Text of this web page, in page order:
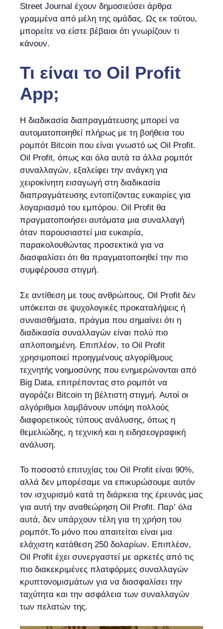
Street Journal έχουν δημοσιεύσει άρθρα
γραμμένα από μέλη της ομάδας. Ως εκ τούτου,
μπορείτε να είστε βέβαιοι ότι γνωρίζουν τι
κάνουν.
Τι είναι το Oil Profit
App;
Η διαδικασία διαπραγμάτευσης μπορεί να
αυτοματοποιηθεί πλήρως με τη βοήθεια του
ρομπότ Bitcoin που είναι γνωστό ως Oil Profit.
Oil Profit, όπως και όλα αυτά τα άλλα ρομπότ
συναλλαγών, εξαλείφει την ανάγκη για
χειροκίνητη εισαγωγή στη διαδικασία
διαπραγμάτευσης εντοπίζοντας ευκαιρίες για
λογαριασμό του εμπόρου. Oil Profit θα
πραγματοποιήσει αυτόματα μια συναλλαγή
όταν παρουσιαστεί μια ευκαιρία,
παρακολουθώντας προσεκτικά για να
διασφαλίσει ότι θα πραγματοποιηθεί την πιο
συμφέρουσα στιγμή.
Σε αντίθεση με τους ανθρώπους, Oil Profit δεν
υπόκειται σε ψυχολογικές προκαταλήψεις ή
συναισθήματα, πράγμα που σημαίνει ότι η
διαδικασία συναλλαγών είναι πολύ πιο
απλοποιημένη. Επιπλέον, το Oil Profit
χρησιμοποιεί προηγμένους αλγορίθμους
τεχνητής νοημοσύνης που ενημερώνονται από
Big Data, επιτρέποντας στο ρομπότ να
αγοράζει Bitcoin τη βέλτιστη στιγμή. Αυτοί οι
αλγόριθμοι λαμβάνουν υπόψη πολλούς
διαφορετικούς τύπους ανάλυσης, όπως η
θεμελιώδης, η τεχνική και η ειδησεογραφική
ανάλυση.
Το ποσοστό επιτυχίας του Oil Profit είναι 90%,
αλλά δεν μπορέσαμε να επικυρώσουμε αυτόν
τον ισχυρισμό κατά τη διάρκεια της έρευνάς μας
για αυτή την αναθεώρηση Oil Profit. Παρ’ όλα
αυτά, δεν υπάρχουν τέλη για τη χρήση του
ρομπότ.Το μόνο που απαιτείται είναι μια
ελάχιστη κατάθεση 250 δολαρίων. Επιπλέον,
Oil Profit έχει συνεργαστεί με αρκετές από τις
πιο διακεκριμένες πλατφόρμες συναλλαγών
κρυπτονομισμάτων για να διασφαλίσει την
ταχύτητα και την ασφάλεια των συναλλαγών
των πελατών της.